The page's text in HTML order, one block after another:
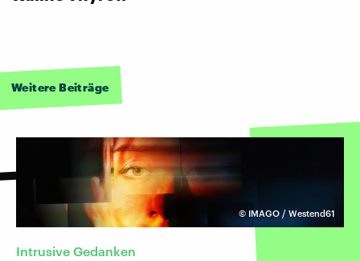
Weitere Beiträge
©IMAGO / Westend61
Intrusive Gedanken